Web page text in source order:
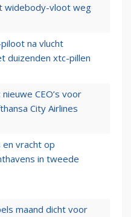
widebody-vloot weg
na vlucht
duizenden xtc-pillen
CEO’s voor
City Airlines
vracht op
in tweede
maand dicht voor